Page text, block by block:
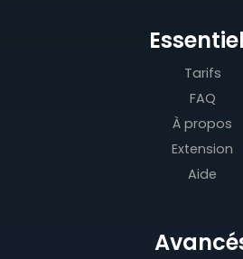
Tarifs
FAQ
À propos
Extension
Aide